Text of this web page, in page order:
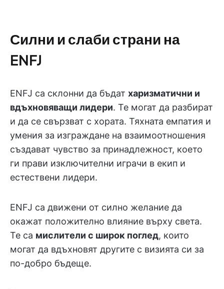
Силни и слаби страни на
ENFJ
ENFJ са склонни да бъдат харизматични и
вдъхновяващи лидери. Те могат да разбират
и да се свързват с хората. Тяхната емпатия и
умения за изграждане на взаимоотношения
създават чувство за принадлежност, което
ги прави изключителни играчи в екип и
естествени лидери.
ENFJ са движени от силно желание да
окажат положително влияние върху света.
Те са мислители с широк поглед, които
могат да вдъхновят другите с визията си за
по-добро бъдеще.